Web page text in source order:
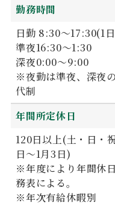
勤務時間
日勤 8:30～17:30(1
準夜16:30～1:30
深夜0:00～9:00
※夜勤は準夜、深夜
代制
年間所定休日
120日以上(土・日・
日～1月3日)
※年度により年間休
務表による。
※年次有給休暇別